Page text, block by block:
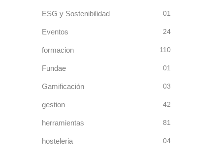
ESG y Sostenibilidad 01
Eventos 24
formacion 110
Fundae 01
Gamificación 03
gestion 42
herramientas 81
hosteleria 04